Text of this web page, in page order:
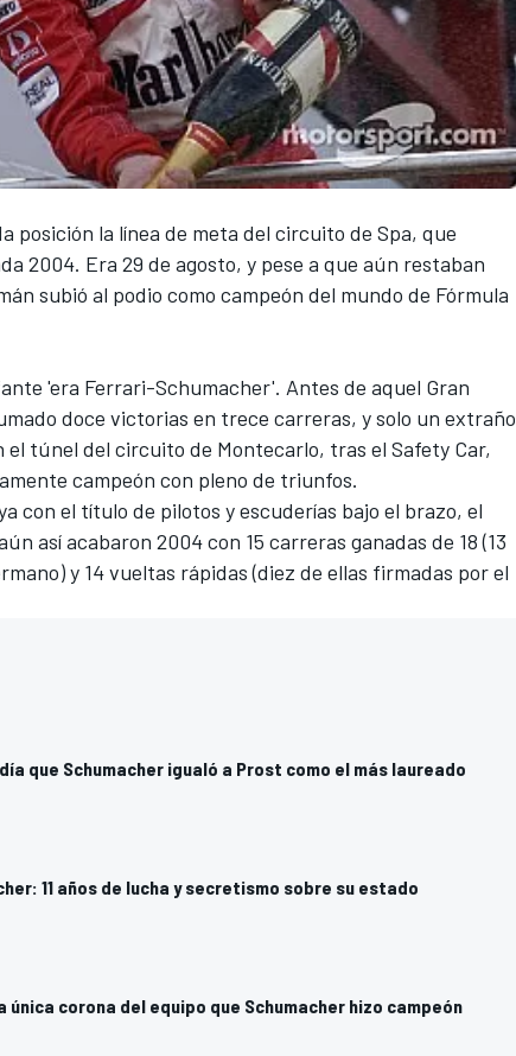
posición la línea de meta del circuito de Spa, que
2004. Era 29 de agosto, y pese a que aún restaban
subió al podio como campeón del mundo de Fórmula
'era Ferrari-Schumacher'. Antes de aquel Gran
doce victorias en trece carreras, y solo un extraño
el túnel del circuito de Montecarlo, tras el Safety Car,
campeón con pleno de triunfos.
con el título de pilotos y escuderías bajo el brazo, el
así acabaron 2004 con 15 carreras ganadas de 18 (13
y 14 vueltas rápidas (diez de ellas firmadas por el
que Schumacher igualó a Prost como el más laureado
11 años de lucha y secretismo sobre su estado
única corona del equipo que Schumacher hizo campeón